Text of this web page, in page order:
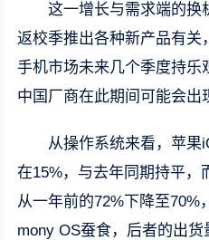
这一增长与需求端的换
返校季推出各种新产品有关
手机市场未来几个季度持乐
中国厂商在此期间可能会出
从操作系统来看，苹果
在15%，与去年同期持平，
从一年前的72%下降至70%
mony OS蚕食，后者的出货